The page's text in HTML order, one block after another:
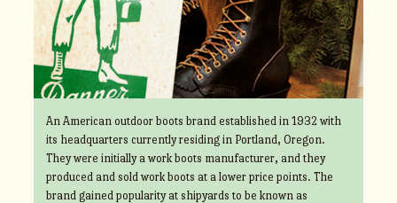
An American outdoor boots brand established in 1932 with
its headquarters currently residing in Portland, Oregon.
They were initially a work boots manufacturer, and they
produced and sold work boots at a lower price points. The
brand gained popularity at shipyards to be known as